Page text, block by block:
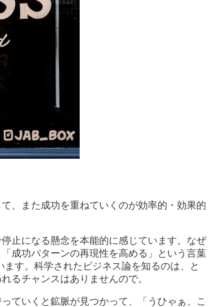
、また成功を重ねていくのが効率的・効果的
止になる懸念を本能的に感じています。なぜ
成功パターンの再現性を高める」という言葉
す。科学されたビジネス論を知るのは、と
るチャンスはありませんので。
ていくと鉱脈が見つかって、「うひゃぁ、こ